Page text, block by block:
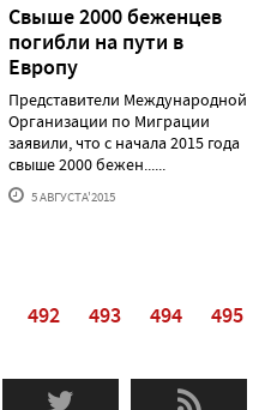
Свыше 2000 беженцев
погибли на пути в
Европу
Представители Международной
Организации по Миграции
заявили, что с начала 2015 года
свыше 2000 бежен......
5 АВГУСТА'2015
492 493 494 495